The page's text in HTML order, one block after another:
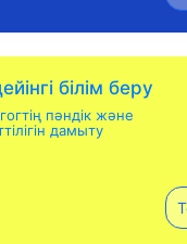
білім беру
пәндік және
дамыту